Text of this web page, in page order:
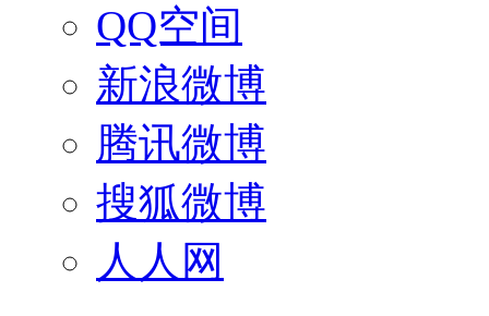
QQ空间
新浪微博
腾讯微博
搜狐微博
人人网